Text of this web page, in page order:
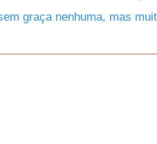
graça nenhuma, mas